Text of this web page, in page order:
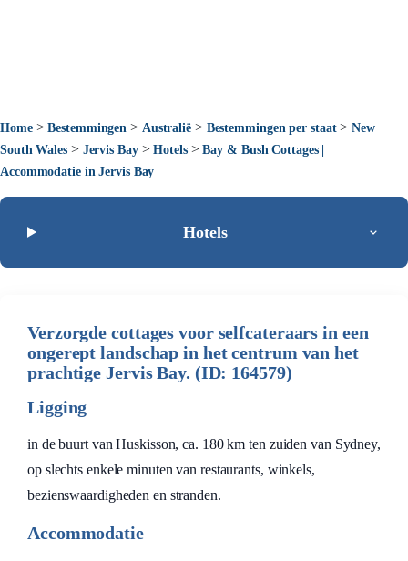
Home>Bestemmingen > Australië> Bestemmingen per staat>New
South Wales> Jervis Bay>Hotels>Bay & Bush Cottages |
Accommodatie in Jervis Bay
Hotels
Verzorgde cottages voor selfcateraars in een
ongerept landschap in het centrum van het
prachtige Jervis Bay. (ID: 164579)
Ligging
in de buurt van Huskisson, ca. 180 km ten zuiden van Sydney,
op slechts enkele minuten van restaurants, winkels,
bezienswaardigheden en stranden.
Accommodatie